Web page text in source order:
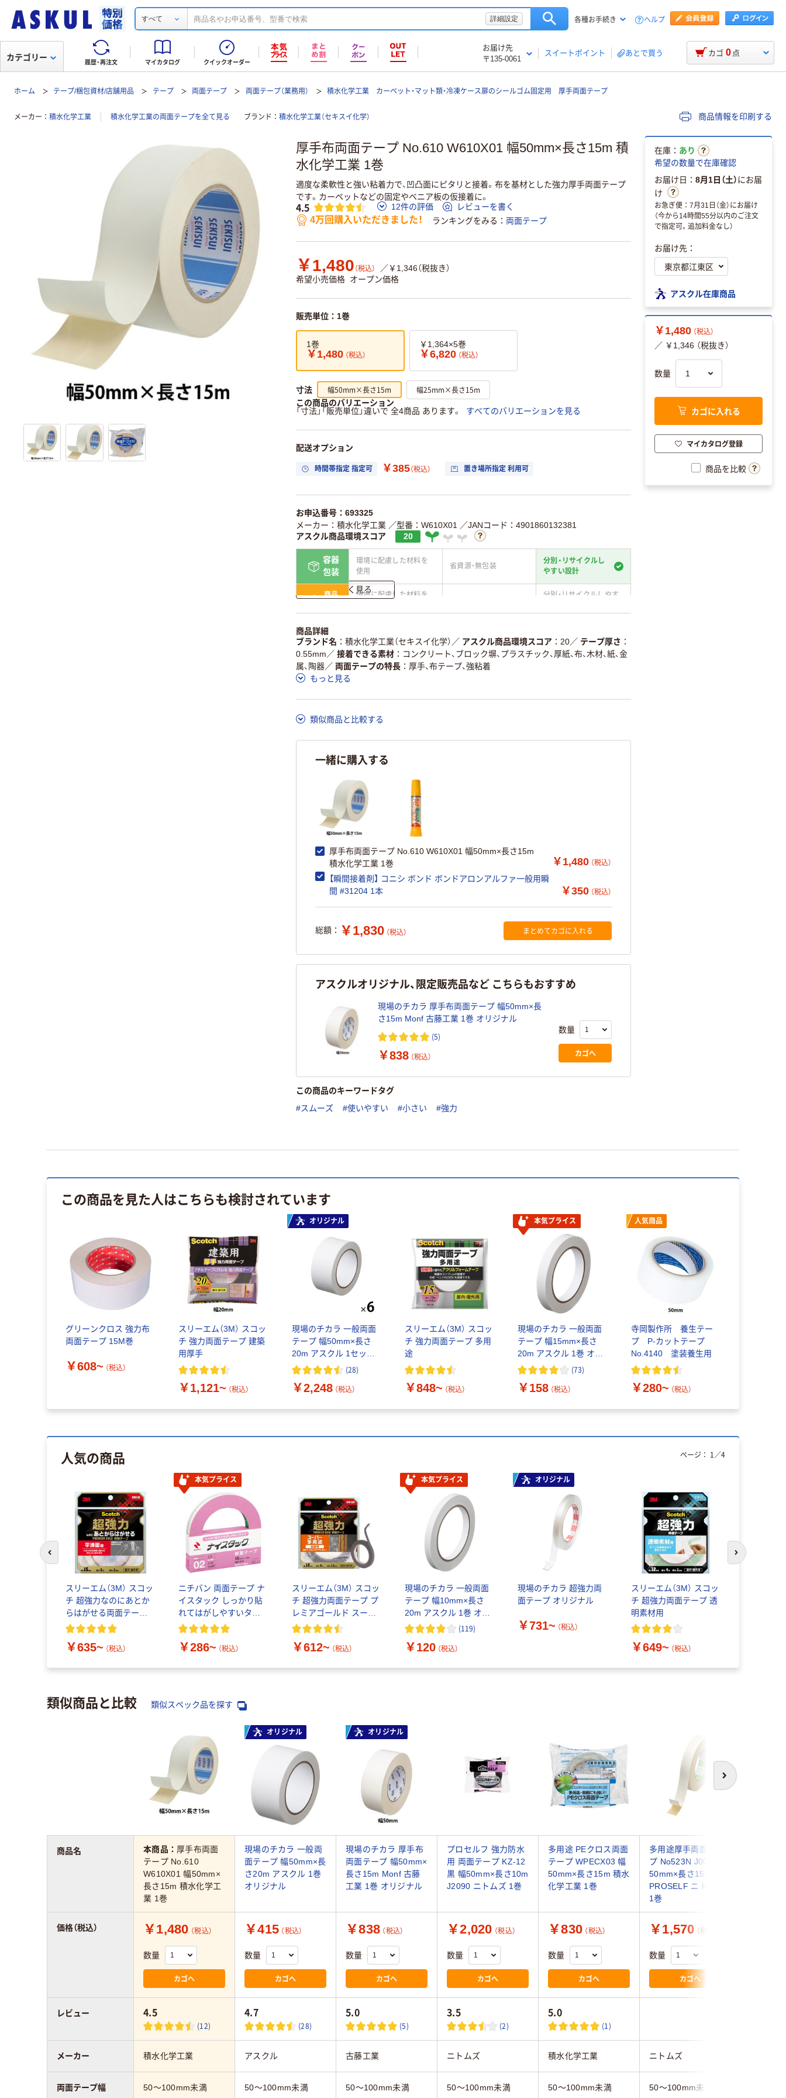
すべて 詳細設定 各種お手続き ヘルプ
履歴・再注文 マイカタログ クイックオーダー
お届け先
〒135-0061
スイートポイント あとで買う
カテゴリー カゴ 0 点
ホーム テープ/梱包資材/店舗用品 テープ 両面テープ 両面テープ（業務用） 積水化学工業 カーペット・マット類・冷凍ケース扉のシールゴム固定用 厚手両面テープ
メーカー 積水化学工業 積水化学工業の両面テープを全て見る ブランド 積水化学工業（セキスイ化学） 商品情報を印刷する
厚手布両面テープ No.610 W610X01 幅50mm×長さ15m 積
水化学工業 1巻
適度な柔軟性と強い粘着力で、凹凸面にピタリと接着。布を基材とした強力厚手両面テープ
です。カーペットなどの固定やベニア板の仮接着に。
4.5 12件の評価 レビューを書く
4万回購入いただきました！ ランキングをみる 両面テープ
￥1,480 （税込）
／￥1,346（税抜き）
希望小売価格 オープン価格
販売単位：1巻
1巻
￥1,480 （税込）
￥1,364×5巻
￥6,820 （税込）
寸法 幅50mm×長さ15m 幅25mm×長さ15m
この商品のバリエーション
「寸法」「販売単位」違いで 全4商品 あります。
すべてのバリエーションを見る
配送オプション
時間帯指定 指定可 ￥385（税込） 置き場所指定 利用可
お申込番号：693325
メーカー：積水化学工業 ／型番：W610X01 ／JANコード：4901860132381
アスクル商品環境スコア
20
容器
包装
環境に配慮した材料を
使用
省資源・無包装
分別・リサイクルし
やすい設計
商品
環境に配慮した材料を
分別・リサイクルしやす
仕組
ある
ている
削減
この商品の環境配慮ポイントです。詳しくはページ下部の商品詳細「アスクル商品環境スコ
ア詳細／加点項目
」で確認できます。
詳しく見る
商品詳細
ブランド名
積水化学工業（セキスイ化学） ／ アスクル商品環境スコア 20／ テープ厚さ
0.55mm ／ 接着できる素材
コンクリート、ブロック塀、プラスチック、厚紙、布、木材、紙、金
属、陶器／ 両面テープの特長
厚手、布テープ、強粘着
もっと見る
類似商品と比較する
一緒に購入する
厚手布両面テープ No.610 W610X01 幅50mm×長さ15m
積水化学工業 1巻
￥1,480 （税込）
【瞬間接着剤】 コニシ ボンド ボンドアロンアルファ一般用瞬
間 #31204 1本
￥350 （税込）
総額： ￥1,830 （税込） まとめてカゴに入れる
アスクルオリジナル、限定販売品など こちらもおすすめ
現場のチカラ 厚手布両面テープ 幅50mm×長
さ15m Monf 古藤工業 1巻 オリジナル
(5)
￥838 （税込）
数量
カゴへ
この商品のキーワードタグ
#スムーズ #使いやすい #小さい #強力
在庫： あり
希望の数量で在庫確認
お届け日： 8月1日（土）にお届
け
お急ぎ便：7月31日（金）にお届け
（今から14時間55分以内のご注文
で指定可。追加料金なし）
お届け先：
アスクル在庫商品
￥1,480 （税込）
／ ￥1,346 （税抜き）
数量
カゴに入れる
マイカタログ登録
商品を比較
この商品を見た人はこちらも検討されています
グリーンクロス 強力布
両面テープ 15M巻
￥608~ （税込）
スリーエム（3M） スコッ
チ 強力両面テープ 建築
用厚手
￥1,121~ （税込）
オリジナル
現場のチカラ 一般両面
テープ 幅50mm×長さ
20m アスクル 1セット
（6巻入） オリジナル
(28)
￥2,248 （税込）
スリーエム（3M） スコッ
チ 強力両面テープ 多用
途
￥848~ （税込）
本気プライス
現場のチカラ 一般両面
テープ 幅15mm×長さ
20m アスクル 1巻 オリ
ジナル
(73)
￥158 （税込）
人気商品
寺岡製作所 養生テー
プ P-カットテープ
No.4140 塗装養生用
￥280~ （税込）
人気の商品
スリーエム（3M） スコッ
チ 超強力なのにあとか
らはがせる両面テープ
プレミアゴールド 平滑
￥635~ （税込）
本気プライス
ニチバン 両面テープ ナ
イスタック しっかり貼
れてはがしやすいタイ
プ （ガラス面・プラスチ
￥286~ （税込）
スリーエム（3M） スコッ
チ 超強力両面テープ プ
レミアゴールド スーパ
ー多用途 粗面用
￥612~ （税込）
本気プライス
現場のチカラ 一般両面
テープ 幅10mm×長さ
20m アスクル 1巻 オリ
ジナル
(119)
￥120 （税込）
オリジナル
現場のチカラ 超強力両
面テープ オリジナル
￥731~ （税込）
スリーエム（3M） スコッ
チ 超強力両面テープ 透
明素材用
￥649~ （税込）
ページ： 1 ／4
前のスライドへ 次のスライド
類似商品と比較 類似スペック品を探す
次へ
オリジナル オリジナル
本商品： 厚手布両面
テープ No.610
W610X01 幅50mm×
長さ15m 積水化学工
業 1巻
現場のチカラ 一般両
面テープ 幅50mm×長
さ20m アスクル 1巻
オリジナル
現場のチカラ 厚手布
両面テープ 幅50mm×
長さ15m Monf 古藤
工業 1巻 オリジナル
プロセルフ 強力防水
用 両面テープ KZ-12
黒 幅50mm×長さ10m
J2090 ニトムズ 1巻
多用途 PEクロス両面
テープ WPECX03 幅
50mm×長さ15m 積水
化学工業 1巻
多用途厚手両面テー
プ No523N J0090 幅
50mm×長さ15m
PROSELF ニトムズ
1巻
￥1,480 （税込）
数量
カゴへ
￥415 （税込）
数量
カゴへ
￥838 （税込）
数量
カゴへ
￥2,020 （税込）
数量
カゴへ
￥830 （税込）
数量
カゴへ
￥1,570 （税込）
数量
カゴへ
4.5
(12)
4.7
(28)
5.0
(5)
3.5
(2)
5.0
(1)
積水化学工業 アスクル 古藤工業 ニトムズ 積水化学工業 ニトムズ
50～100mm未満 50～100mm未満 50～100mm未満 50～100mm未満 50～100mm未満 50～100mm未満
商品名
価格（税込）
レビュー
メーカー
両面テープ幅